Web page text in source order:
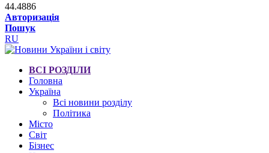
44.4886
Авторизація
Пошук
RU
ВСІ РОЗДІЛИ
Головна
Україна
Всі новини розділу
Політика
Місто
Світ
Бізнес